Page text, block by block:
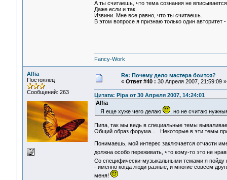
А ты считаешь, что тема сознания не
Даже если и так.
Извини. Мне все равно, что ты считаешь.
В этом вопросе я признаю только один авторитет
Fancy-Work
Alfia
Постоялец
Сообщений: 263
Re: Почему дело мастера боится?
« Ответ #40 : 30 Апреля 2007, 21:59:09 »
Цитата: Pipa от 30 Апреля 2007, 14:24:01
Alfia
Я еще хуже чего делаю
, но не считаю
Пипа, так мы ведь в специальные темы
Общий образ форума... Некоторые в эти темы
Понимаешь, мой интерес заключается отчасти
должна особо переживать, что кому-то это не
Со специфически-музыкальными темами я пойду
- именно когда люди разные, и многие совсем
меня!